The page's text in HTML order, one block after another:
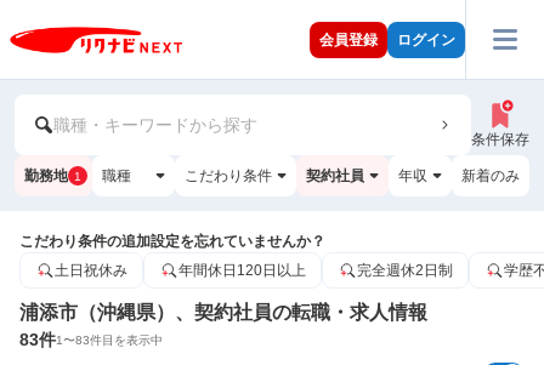
会員登録 ログイン
職種・キーワードから探す
条件保存
勤務地 1 職種 こだわり条件 契約社員 年収 新着のみ
こだわり条件の追加設定を忘れていませんか？
土日祝休み
年間休日120日以上 完全週休2日制 学歴
浦添市（沖縄県）、契約社員の転職・求人情報
83件1〜83件目を表示中